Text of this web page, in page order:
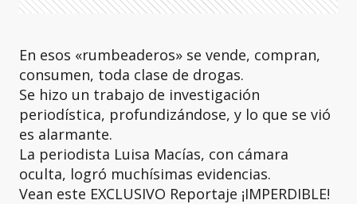
En esos «rumbeaderos» se vende, compran,
consumen, toda clase de drogas.
Se hizo un trabajo de investigación
periodística, profundizándose, y lo que se vió
es alarmante.
La periodista Luisa Macías, con cámara
oculta, logró muchísimas evidencias.
Vean este EXCLUSIVO Reportaje ¡IMPERDIBLE!